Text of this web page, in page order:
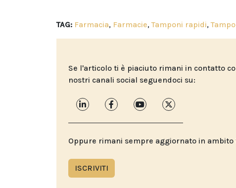
TAG: Farmacia, Farmacie,Tamponi rapidi,
Se l'articolo ti è piaciuto rimani in contatto
nostri canali social seguendoci su:
Oppure rimani sempre aggiornato in
ISCRIVITI